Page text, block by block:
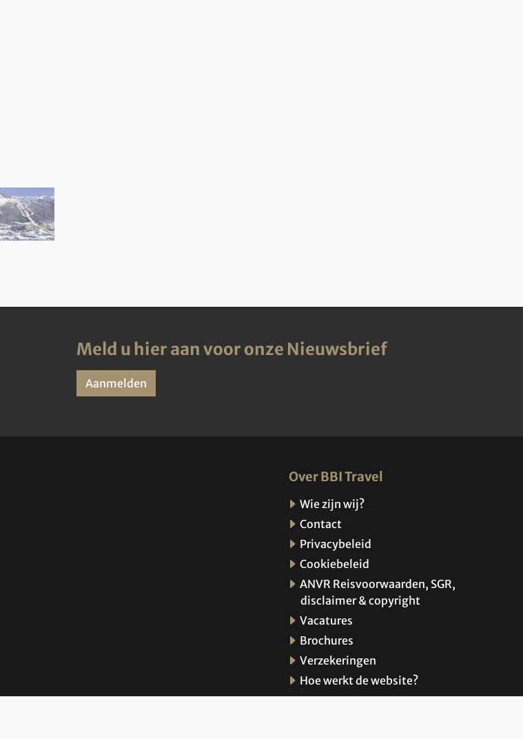
Meld u hier aan voor onze Nieuwsbrief
Aanmelden
Over BBI Travel
Wie zijn wij?
Contact
Privacybeleid
Cookiebeleid
ANVR Reisvoorwaarden, SGR,
disclaimer & copyright
Vacatures
Brochures
Verzekeringen
Hoe werkt de website?